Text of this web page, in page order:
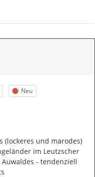
Status
Neu
(lockeres und marodes)
im Leutzscher
Auwaldes - tendenziell